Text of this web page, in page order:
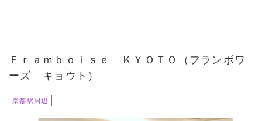
Ｆｒａｍｂｏｉｓｅ ＫＹＯＴＯ（フランボワ
ーズ キョウト）
京都駅周辺